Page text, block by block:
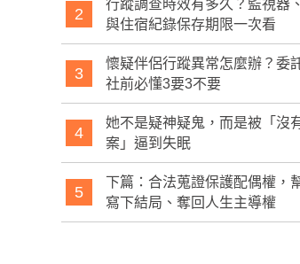
2
行蹤調查時效有多久？監視器
與住宿紀錄保存期限一次看
3
懷疑伴侶行蹤異常怎麼辦？委
社前必懂3要3不要
4
她不是疑神疑鬼，而是被「沒
案」逼到失眠
5
下篇：合法蒐證保護配偶權，
寫下結局、奪回人生主導權